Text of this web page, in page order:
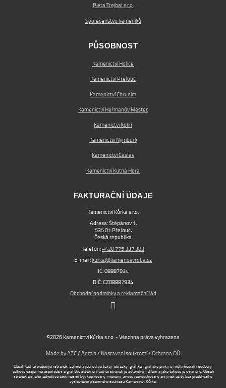
Pieta Trejbal s.r.o.
Společenstvo kameníků
PŮSOBNOST
Kamenictví Holice
Kamenictví Přelouč
Kamenictví Chrudim
Kamenictví Heřmanův Městec
Kamenictví Kolín
Kamenictví Nymburk
Kamenictví Čáslav
Kamenictví Kutná Hora
FAKTURAČNÍ ÚDAJE
Kamenictví Kůrka s.r.o.
Adresa: Štěpánov 1,
535 01 Přelouč,
Česká republika
Telefon:+420 775 337 383
E-mail:kurka@kamenovyroba.cz
IČ: 08887934
DIČ: CZ08887934
Obchodní podmínky a reklamační řád
©2026 Kamenictví Kůrka s.r.o. - Všechna práva vyhrazena
Made by AZC/Admin/Nastavení soukromí/Ochrana OÚ
Obsah těchto webových stránek, zejména jednotlivé texty, obrázky, grafika i grafické prvky či multimediální soubory,
celkové vzájemné uspořádání a grafické ztvárnění těchto stránek je autorským dílem a jako takové je chráněno. Obsah
stránek ani jeho jednotlivé části nesmí být kopírovány, měněny, znovu reprodukovány ani jinak užity bez předchozího
výslovného písemného souhlasu Kamenictví Kůrka.